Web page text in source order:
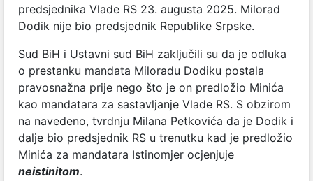
predsjednika Vlade RS 23. augusta 2025. Milorad
Dodik nije bio predsjednik Republike Srpske.
Sud BiH i Ustavni sud BiH zaključili su da je odluka
o prestanku mandata Miloradu Dodiku postala
pravosnažna prije nego što je on predložio Minića
kao mandatara za sastavljanje Vlade RS. S obzirom
na navedeno, tvrdnju Milana Petkovića da je Dodik i
dalje bio predsjednik RS u trenutku kad je predložio
Minića za mandatara Istinomjer ocjenjuje
neistinitom.